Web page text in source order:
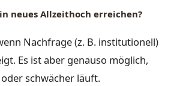
neues Allzeithoch erreichen?
Nachfrage (z. B. institutionell)
Es ist aber genauso möglich,
schwächer läuft.